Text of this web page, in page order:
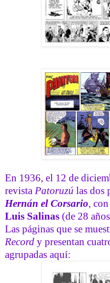
En 1936, el 12 de
revista Patoruzú las dos
Hernán el Corsario,
Luis Salinas (de 28
Las páginas que se
Record y presentan
agrupadas aquí: